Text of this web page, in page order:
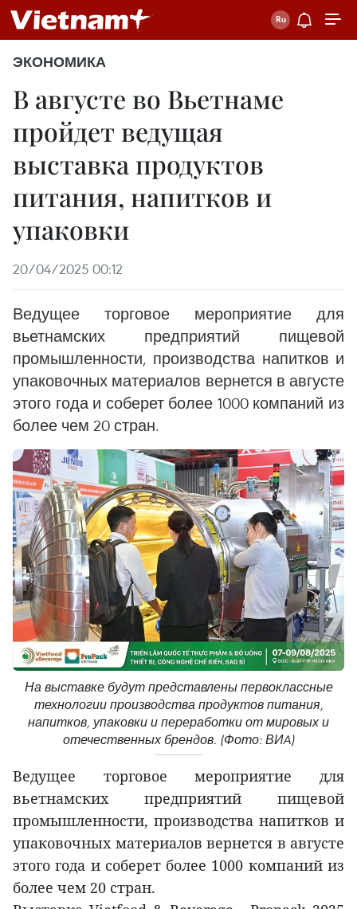
ЭКОНОМИКА
В августе во Вьетнаме
пройдет ведущая
выставка продуктов
питания, напитков и
упаковки
20/04/2025 00:12
Ведущее торговое мероприятие для
вьетнамских предприятий пищевой
промышленности, производства напитков и
упаковочных материалов вернется в августе
этого года и соберет более 1000 компаний из
более чем 20 стран.
На выставке будут представлены первоклассные
технологии производства продуктов питания,
напитков, упаковки и переработки от мировых и
отечественных брендов. (Фото: ВИA)
Ведущее торговое мероприятие для
вьетнамских предприятий пищевой
промышленности, производства напитков и
упаковочных материалов вернется в августе
этого года и соберет более 1000 компаний из
более чем 20 стран.